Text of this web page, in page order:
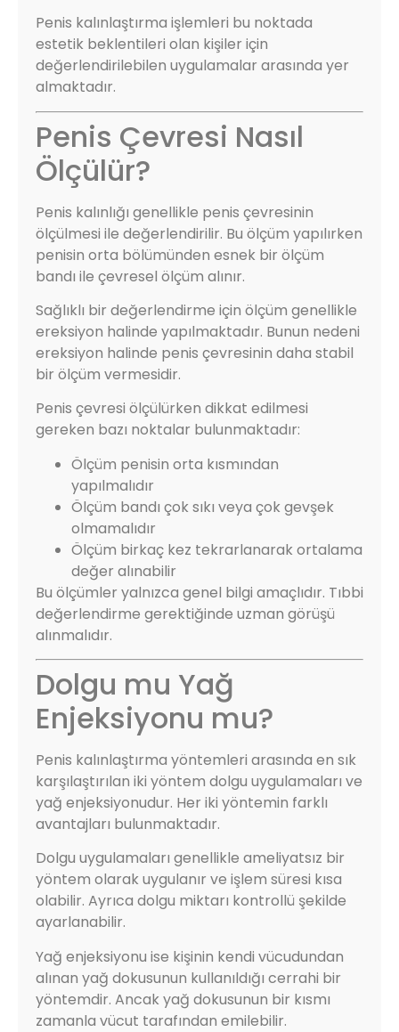
Penis kalınlaştırma işlemleri bu noktada
estetik beklentileri olan kişiler için
değerlendirilebilen uygulamalar arasında yer
almaktadır.
Penis Çevresi Nasıl
Ölçülür?
Penis kalınlığı genellikle penis çevresinin
ölçülmesi ile değerlendirilir. Bu ölçüm yapılırken
penisin orta bölümünden esnek bir ölçüm
bandı ile çevresel ölçüm alınır.
Sağlıklı bir değerlendirme için ölçüm genellikle
ereksiyon halinde yapılmaktadır. Bunun nedeni
ereksiyon halinde penis çevresinin daha stabil
bir ölçüm vermesidir.
Penis çevresi ölçülürken dikkat edilmesi
gereken bazı noktalar bulunmaktadır:
Ölçüm penisin orta kısmından
yapılmalıdır
Ölçüm bandı çok sıkı veya çok gevşek
olmamalıdır
Ölçüm birkaç kez tekrarlanarak ortalama
değer alınabilir
Bu ölçümler yalnızca genel bilgi amaçlıdır. Tıbbi
değerlendirme gerektiğinde uzman görüşü
alınmalıdır.
Dolgu mu Yağ
Enjeksiyonu mu?
Penis kalınlaştırma yöntemleri arasında en sık
karşılaştırılan iki yöntem dolgu uygulamaları ve
yağ enjeksiyonudur. Her iki yöntemin farklı
avantajları bulunmaktadır.
Dolgu uygulamaları genellikle ameliyatsız bir
yöntem olarak uygulanır ve işlem süresi kısa
olabilir. Ayrıca dolgu miktarı kontrollü şekilde
ayarlanabilir.
Yağ enjeksiyonu ise kişinin kendi vücudundan
alınan yağ dokusunun kullanıldığı cerrahi bir
yöntemdir. Ancak yağ dokusunun bir kısmı
zamanla vücut tarafından emilebilir.